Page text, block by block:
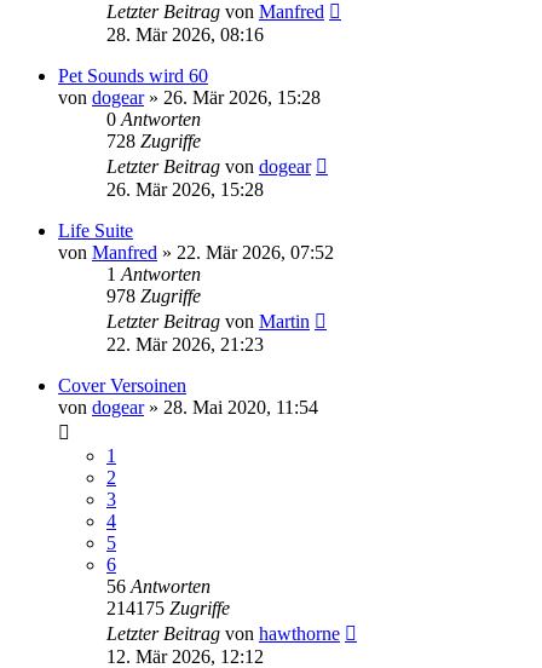
Letzter Beitrag von Manfred
28. Mär 2026, 08:16
Pet Sounds wird 60
von dogear» 26. Mär 2026, 15:28
0 Antworten
728 Zugriffe
Letzter Beitrag von dogear
26. Mär 2026, 15:28
Life Suite
von Manfred » 22. Mär 2026, 07:52
1 Antworten
978 Zugriffe
Letzter Beitrag von Martin
22. Mär 2026, 21:23
Cover Versoinen
von dogear» 28. Mai 2020, 11:54
1
2
3
4
5
6
56 Antworten
214175 Zugriffe
Letzter Beitrag von hawthorne
12. Mär 2026, 12:12